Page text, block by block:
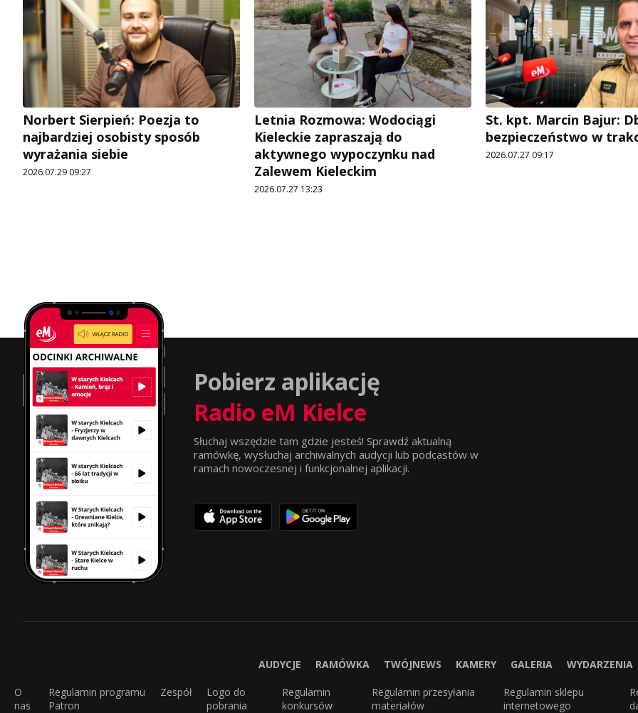
Norbert Sierpień: Poezja to
najbardziej osobisty sposób
wyrażania siebie
2026.07.29 09:27
Letnia Rozmowa: Wodociągi
Kieleckie zapraszają do
aktywnego wypoczynku nad
Zalewem Kieleckim
2026.07.27 13:23
St. kpt. Marcin Bajur:
bezpieczeństwo w
2026.07.27 09:17
Pobierz aplikację
Radio eM Kielce
Słuchaj wszędzie tam gdzie jesteś! Sprawdź aktualną
ramówkę, wysłuchaj archiwalnych audycji lub podcastów w
ramach nowoczesnej i funkcjonalnej aplikacji.
AUDYCJE RAMÓWKA TWÓJNEWS KAMERY GALERIA WYDARZENIA
O
nas
Regulamin programu
Patron
Zespół
Logo do
pobrania
Regulamin
konkursów
Regulamin przesyłania
materiałów
Regulamin sklepu
internetowego